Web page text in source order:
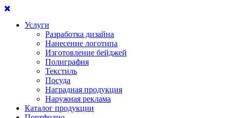
Услуги
Разработка дизайна
Нанесение логотипа
Изготовление бейджей
Полиграфия
Текстиль
Посуда
Наградная продукция
Наружная реклама
Каталог продукции